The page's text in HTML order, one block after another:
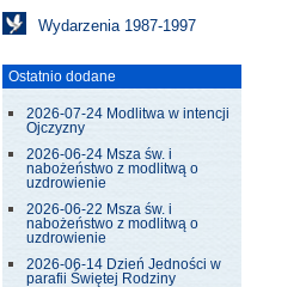
Wydarzenia 1987-1997
Ostatnio dodane
2026-07-24 Modlitwa w intencji
Ojczyzny
2026-06-24 Msza św. i
nabożeństwo z modlitwą o
uzdrowienie
2026-06-22 Msza św. i
nabożeństwo z modlitwą o
uzdrowienie
2026-06-14 Dzień Jedności w
parafii Świętej Rodziny